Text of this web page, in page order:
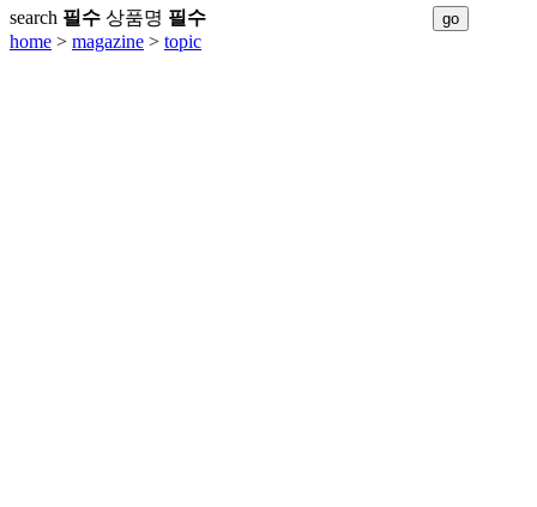
search 필수 상품명 필수
home > magazine > topic